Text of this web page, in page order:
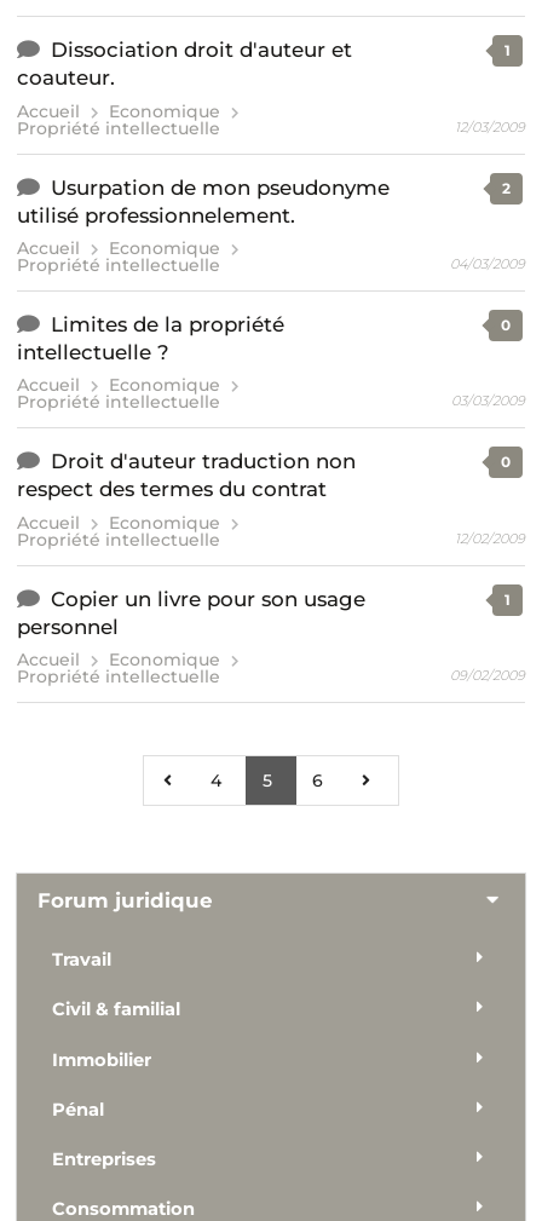
Dissociation droit d'auteur et
coauteur.
Accueil Economique
Propriété intellectuelle
1
12/03/2009
Usurpation de mon pseudonyme
utilisé professionnelement.
Accueil Economique
Propriété intellectuelle
2
04/03/2009
Limites de la propriété
intellectuelle ?
Accueil Economique
Propriété intellectuelle
0
03/03/2009
Droit d'auteur traduction non
respect des termes du contrat
Accueil Economique
Propriété intellectuelle
0
12/02/2009
Copier un livre pour son usage
personnel
Accueil Economique
Propriété intellectuelle
1
09/02/2009
4 5 6
Forum juridique
Travail
Civil & familial
Immobilier
Pénal
Entreprises
Consommation